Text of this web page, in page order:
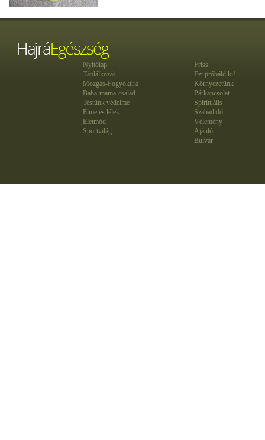
Nyitólap
Táplálkozás
Mozgás-Fogyókúra
Baba-mama-család
Testünk védelme
Elme és lélek
Életmód
Sportvilág
Friss
Ezt próbáld ki!
Környezetünk
Párkapcsolat
Spirituális
Szabadidő
Vélemény
Ajánló
Bulvár